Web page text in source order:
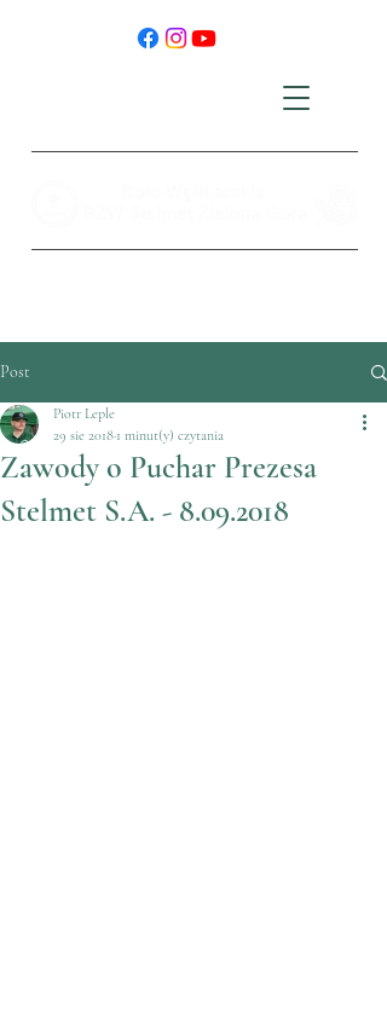
Post
Zawody o Puchar Prezesa
Stelmet S.A. - 8.09.2018
Piotr Leple
29 sie 2018 1 minut(y) czytania